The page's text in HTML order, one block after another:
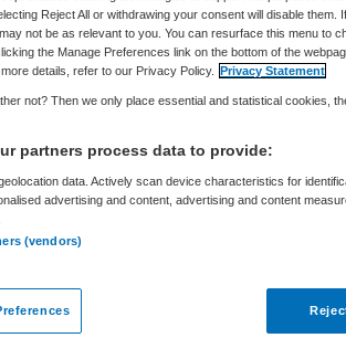
Skipr Redactie 2 juli 2015,13:05 27
jaar van het
mensen darmkanker gevonden.
van het Erasmus MC en het
Reject All or withdrawing your consent will disable
not be as relevant to you. You can resurface this menu to
the Manage Preferences link on the bottom of the
details, refer to our Privacy Policy. Privacy Statement
not? Then we only place essential and statistical cookies,
partners process data to provide:
data. Actively scan device characteristics for
advertising and content, advertising and content
(vendors)